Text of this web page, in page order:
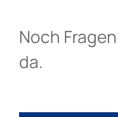
Noch
da.